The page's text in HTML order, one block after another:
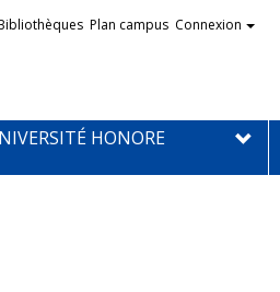
Plan campus Connexion
HONORE